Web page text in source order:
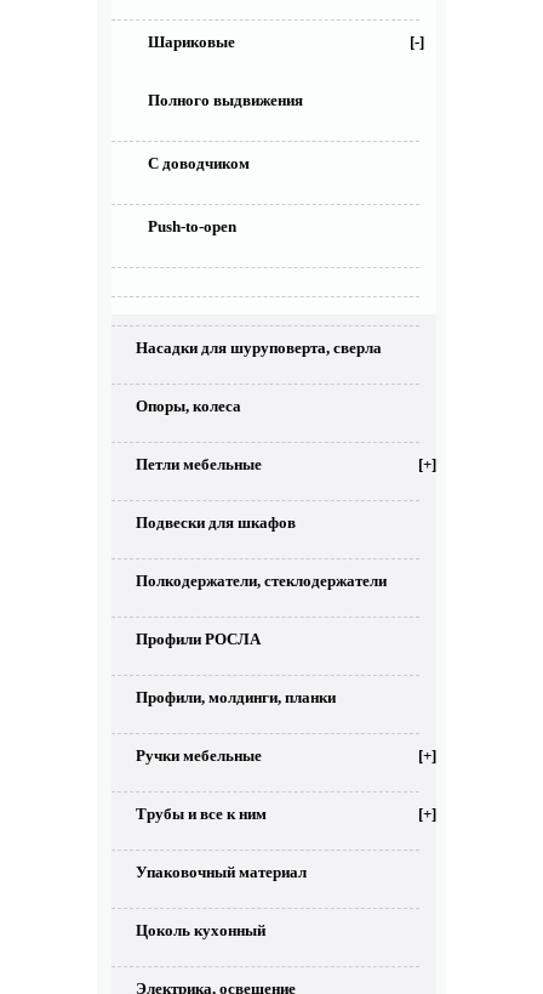
Шариковые [-]
Полного выдвижения
С доводчиком
Push-to-open
Насадки для шуруповерта, сверла
Опоры, колеса
Петли мебельные [+]
Подвески для шкафов
Полкодержатели, стеклодержатели
Профили РОСЛА
Профили, молдинги, планки
Ручки мебельные [+]
Трубы и все к ним [+]
Упаковочный материал
Цоколь кухонный
Электрика, освещение